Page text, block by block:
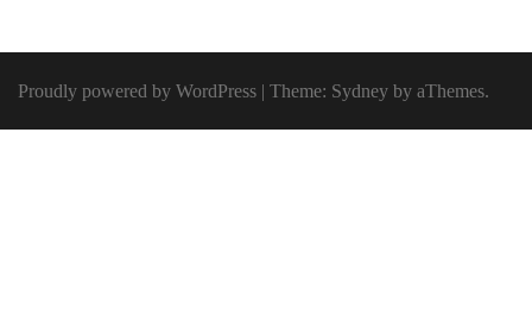
Proudly powered by WordPress | Theme: Sydney by aThemes.